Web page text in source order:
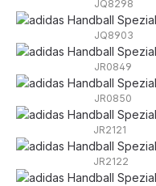
JQ8298
JQ8903
JR0849
JR0850
JR2121
JR2122